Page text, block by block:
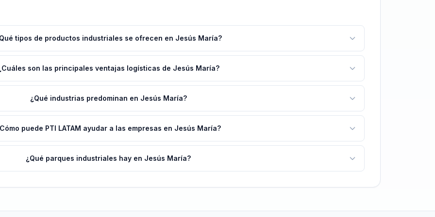
tipos de productos industriales se ofrecen en Jesús María?
son las principales ventajas logísticas de Jesús María?
¿Qué industrias predominan en Jesús María?
puede PTI LATAM ayudar a las empresas en Jesús María?
¿Qué parques industriales hay en Jesús María?